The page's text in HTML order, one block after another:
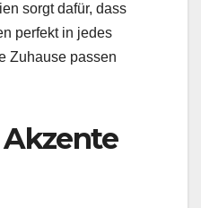
sorgt dafür, dass
perfekt in jedes
Zuhause passen